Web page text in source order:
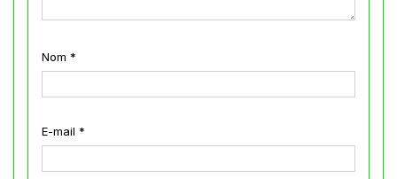
Nom *
E-mail *